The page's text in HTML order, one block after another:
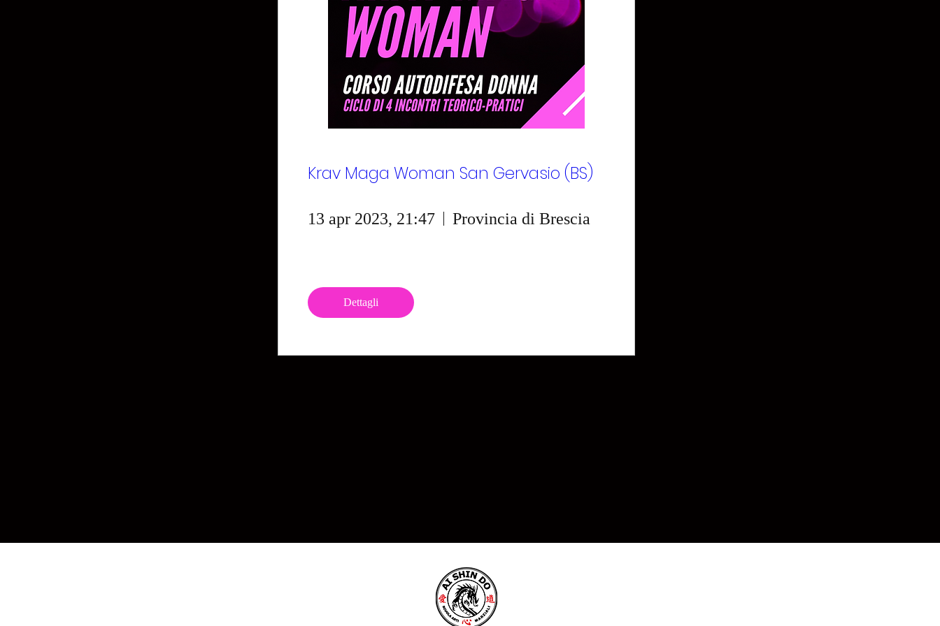
Krav Maga Woman San Gervasio (BS)
13 apr 2023, 21:47 Provincia di Brescia
Dettagli